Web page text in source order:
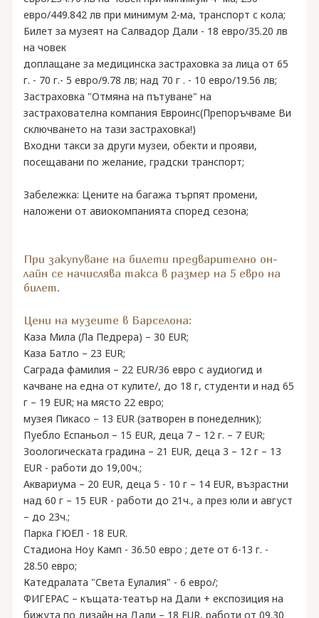
евро/449.842 лв при минимум 2-ма, транспорт с кола;
Билет за музеят на Салвадор Дали - 18 евро/35.20 лв
на човек
доплащане за медицинска застраховка за лица от 65
г. - 70 г.- 5 евро/9.78 лв; над 70 г . - 10 евро/19.56 лв;
Застраховка "Отмяна на пътуване" на
застрахователна компания Евроинс(Препоръчваме Ви
сключването на тази застраховка!)
Входни такси за други музеи, обекти и прояви,
посещавани по желание, градски транспорт;
Забележка: Цените на багажа търпят промени,
наложени от авиокомпанията според сезона;
При закупуване на билети предварително он-
лайн се начислява такса в размер на 5 евро на
билет.
Цени на музеите в Барселона:
Каза Мила (Ла Педрера) – 30 EUR;
Каза Батло – 23 EUR;
Саграда фамилия – 22 EUR/36 евро с аудиогид и
качване на една от кулите/, до 18 г, студенти и над 65
г – 19 ЕUR; на място 22 евро;
музея Пикасо – 13 EUR (затворен в понеделник);
Пуебло Еспаньол – 15 EUR, деца 7 – 12 г. – 7 EUR;
Зоологическата градина – 21 EUR, деца 3 – 12 г – 13
EUR - работи до 19,00ч.;
Аквариума – 20 EUR, деца 5 - 10 г – 14 EUR, възрастни
над 60 г – 15 EUR - работи до 21ч., а през юли и август
– до 23ч.;
Парка ГЮЕЛ - 18 EUR.
Стадиона Ноу Камп - 36.50 евро ; дете от 6-13 г. -
28.50 евро;
Катедралата "Света Еулалия" - 6 евро/;
ФИГEРАС – къщата-театър на Дали + експозиция на
бижута по дизайн на Дали – 18 EUR, работи от 09.30